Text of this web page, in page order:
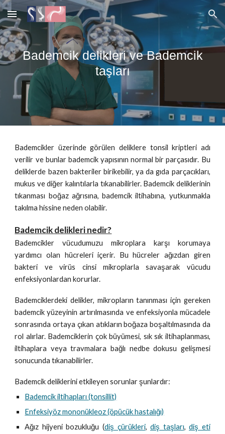
Skip to main content Skip to navigation
Bademcik delikleri ve Bademcik
taşları
Bademcikler üzerinde görülen deliklere tonsil kriptleri adı
verilir ve bunlar bademcik yapısının normal bir parçasıdır. Bu
deliklerde bazen bakteriler birikebilir, ya da gıda parçacıkları,
mukus ve diğer kalıntılarla tıkanabilirler. Bademcik deliklerinin
tıkanması boğaz ağrısına, bademcik iltihabına, yutkunmakla
takılma hissine neden olabilir.
Bademcik delikleri nedir?
Bademcikler vücudumuzu mikroplara karşı korumaya
yardımcı olan hücreleri içerir. Bu hücreler ağızdan giren
bakteri ve virüs cinsi mikroplarla savaşarak vücudu
enfeksiyonlardan korurlar.
Bademciklerdeki delikler, mikropların tanınması için gereken
bademcik yüzeyinin artırılmasında ve enfeksiyonla mücadele
sonrasında ortaya çıkan atıkların boğaza boşaltılmasında da
rol alırlar. Bademciklerin çok büyümesi, sık sık iltihaplanması,
iltihaplara veya travmalara bağlı nedbe dokusu gelişmesi
sonucunda tıkanabilirler.
Bademcik deliklerini etkileyen sorunlar şunlardır:
Bademcik iltihapları (tonsillit)
Enfeksiyöz mononükleoz (öpücük hastalığı)
Ağız hijyeni bozukluğu (diş çürükleri,diş taşları,diş eti